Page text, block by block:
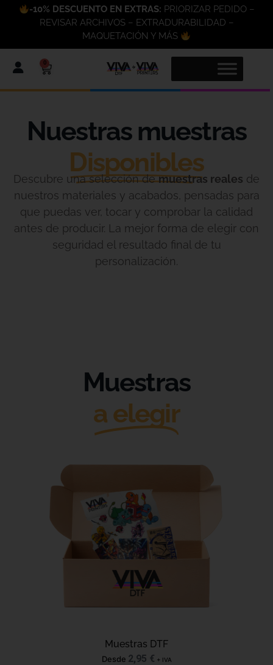
-10% DESCUENTO EN EXTRAS: PRIORIZAR PEDIDO –
REVISAR ARCHIVOS – EXTRADURABILIDAD –
MAQUETACIÓN Y MÁS
0
Nuestras muestras
Disponibles
Descubre una selección demuestras reales de
nuestros materiales y acabados, pensadas para
que puedas ver, tocar y comprobar la calidad
antes de producir. La mejor forma de elegir con
seguridad el resultado final de tu
personalización.
Muestras
a elegir
Muestras DTF
Desde 2,95 € + IVA